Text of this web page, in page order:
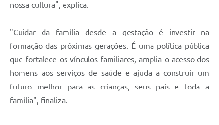
nossa cultura", explica.
"Cuidar da família desde a gestação é investir na
formação das próximas gerações. É uma política pública
que fortalece os vínculos familiares, amplia o acesso dos
homens aos serviços de saúde e ajuda a construir um
futuro melhor para as crianças, seus pais e toda a
família", finaliza.